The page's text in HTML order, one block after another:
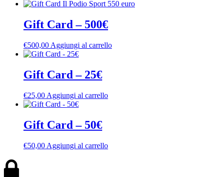
Gift Card – 500€
€500,00 Aggiungi al carrello
Gift Card – 25€
€25,00 Aggiungi al carrello
Gift Card – 50€
€50,00 Aggiungi al carrello